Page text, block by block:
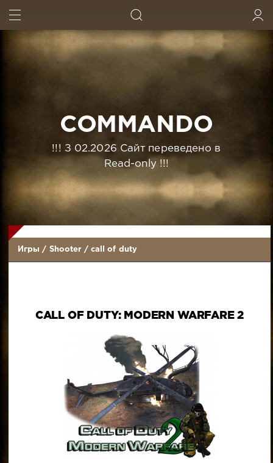
COMMANDO
!!! З 02.2026 Сайт переведено в
Read-only !!!
Игры / Shooter / call of duty
CALL OF DUTY: MODERN WARFARE 2